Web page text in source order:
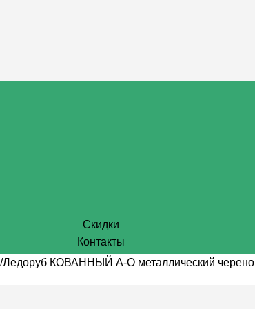
Скидки
Контакты
Ледоруб КОВАННЫЙ А-О металлический